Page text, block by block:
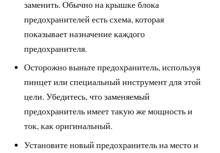
заменить. Обычно на крышке блока
предохранителей есть схема, которая
показывает назначение каждого
предохранителя.
Осторожно выньте предохранитель, используя
пинцет или специальный инструмент для этой
цели. Убедитесь, что заменяемый
предохранитель имеет такую же мощность и
ток, как оригинальный.
Установите новый предохранитель на место и